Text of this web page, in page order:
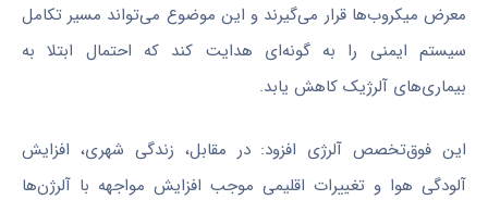
معرض میکروب‌ها قرار می‌گیرند و این موضوع می‌تواند مسیر تکامل
سیستم ایمنی را به گونه‌ای هدایت کند که احتمال ابتلا به
بیماری‌های آلرژیک کاهش یابد.
این فوق‌تخصص آلرژی افزود: در مقابل، زندگی شهری، افزایش
آلودگی هوا و تغییرات اقلیمی موجب افزایش مواجهه با آلرژن‌ها